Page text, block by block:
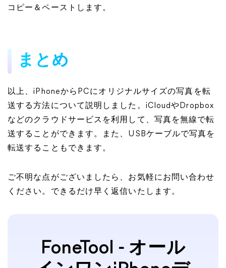
コピー＆ペーストします。
まとめ
以上、iPhoneからPCにオリジナルサイズの写真を転
送する方法について説明しました。iCloudやDropbox
などのクラウドサービスを利用して、写真を無線で転
送することができます。また、USBケーブルで写真を
転送することもできます。
ご不明な点がございましたら、お気軽にお問い合わせ
ください。できるだけ早く返信いたします。
FoneTool - オール